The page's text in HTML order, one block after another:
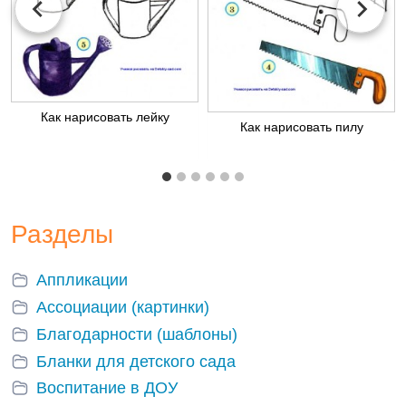
Как нарисовать лейку
Как нарисовать пилу
Разделы
Аппликации
Ассоциации (картинки)
Благодарности (шаблоны)
Бланки для детского сада
Воспитание в ДОУ